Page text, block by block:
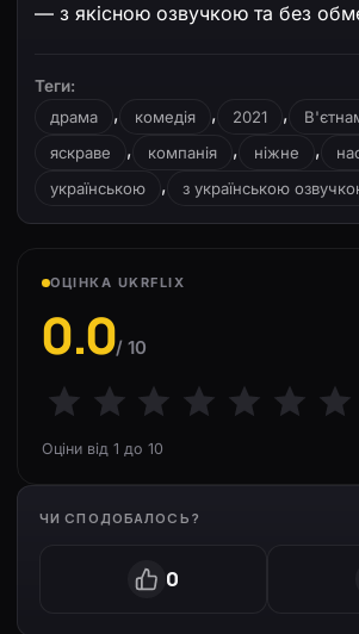
— з якісною озвучкою та без
Теги:
драма
, комедія , 2021 ,
яскраве , компанія , ніжне ,
українською , з українською
ОЦІНКА UKRFLIX
0.0/ 10
Оціни від 1 до 10
ЧИ СПОДОБАЛОСЬ?
0